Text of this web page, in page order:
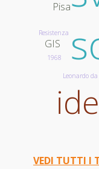
Pisa
GIS
Resistenza
1968
Leonardo
VEDI TUTTI I